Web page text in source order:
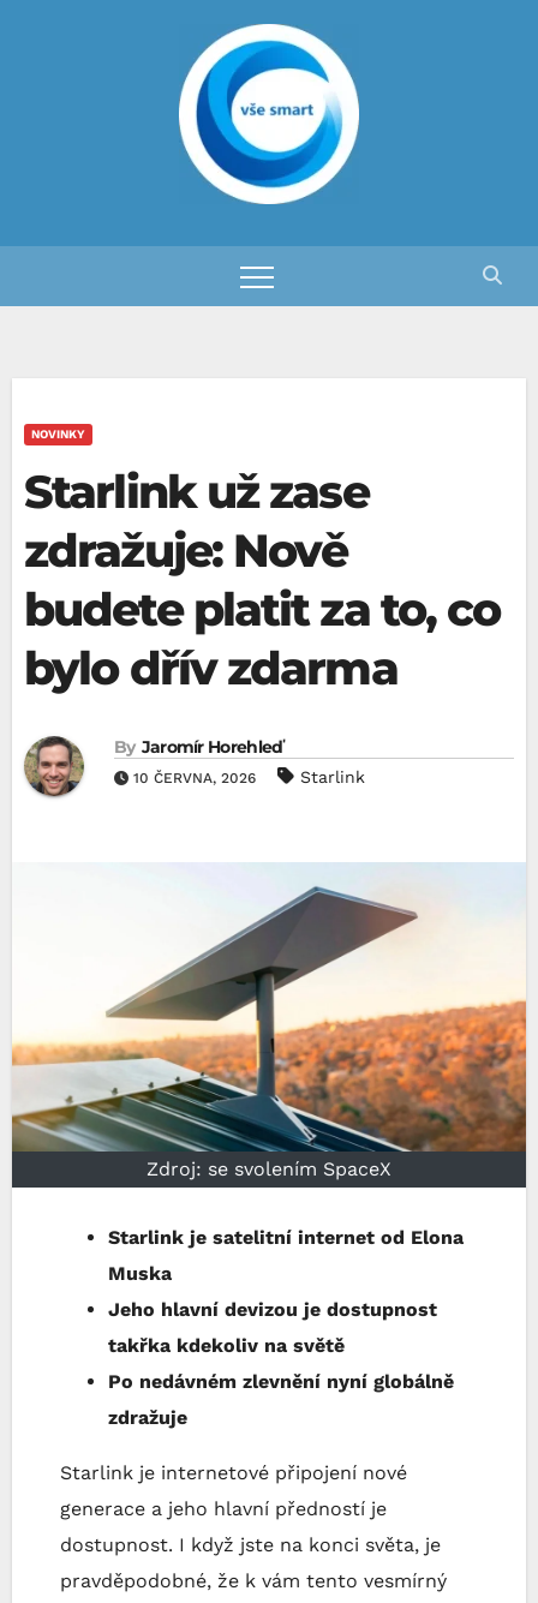
NOVINKY
Starlink už zase
zdražuje: Nově
budete platit za to, co
bylo dřív zdarma
By Jaromír Horehleď
10 ČERVNA, 2026 Starlink
Zdroj: se svolením SpaceX
Starlink je satelitní internet od Elona
Muska
Jeho hlavní devizou je dostupnost
takřka kdekoliv na světě
Po nedávném zlevnění nyní globálně
zdražuje
Starlink je internetové připojení nové
generace a jeho hlavní předností je
dostupnost. I když jste na konci světa, je
pravděpodobné, že k vám tento vesmírný